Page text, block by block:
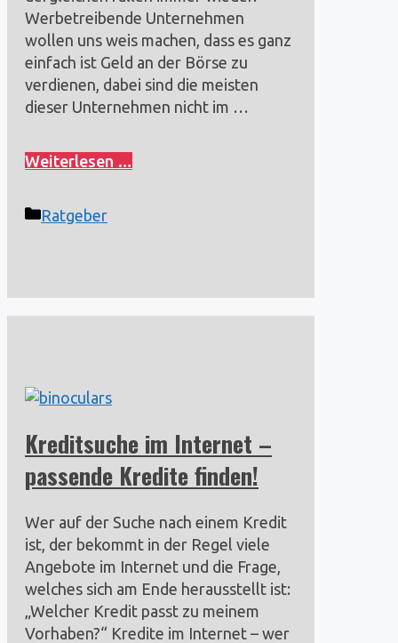
Werbetreibende Unternehmen
wollen uns weis machen, dass es ganz
einfach ist Geld an der Börse zu
verdienen, dabei sind die meisten
dieser Unternehmen nicht im …
Weiterlesen …
Kategorien
Ratgeber
Kreditsuche im Internet –
passende Kredite finden!
Wer auf der Suche nach einem Kredit
ist, der bekommt in der Regel viele
Angebote im Internet und die Frage,
welches sich am Ende herausstellt ist:
„Welcher Kredit passt zu meinem
Vorhaben?“ Kredite im Internet – wer